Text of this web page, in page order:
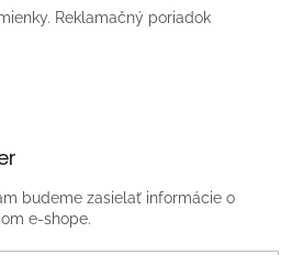
Reklamačný poriadok
budeme zasielať informácie o
e-shope.